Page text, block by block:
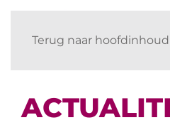
Terug naar hoofdinhoud